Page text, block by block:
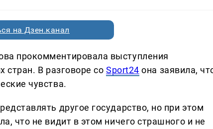
на Дзен.канал
прокомментировала выступления
стран. В разговоре соSport24 она заявила,
чувства.
другое государство, но при этом
что не видит в этом ничего страшного и не